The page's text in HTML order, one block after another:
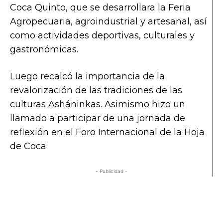
Coca Quinto, que se desarrollara la Feria
Agropecuaria, agroindustrial y artesanal, así
como actividades deportivas, culturales y
gastronómicas.
Luego recalcó la importancia de la
revalorización de las tradiciones de las
culturas Asháninkas. Asimismo hizo un
llamado a participar de una jornada de
reflexión en el Foro Internacional de la Hoja
de Coca.
- Publicidad -